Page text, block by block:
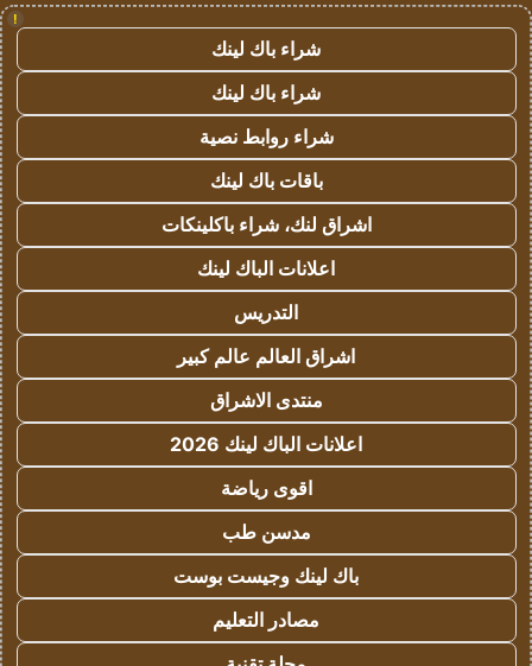
!
شراء باك لينك
شراء باك لينك
شراء روابط نصية
باقات باك لينك
اشراق لنك، شراء باكلينكات
اعلانات الباك لينك
التدريس
اشراق العالم عالم كبير
منتدى الاشراق
اعلانات الباك لينك 2026
اقوى رياضة
مدسن طب
باك لينك وجيست بوست
مصادر التعليم